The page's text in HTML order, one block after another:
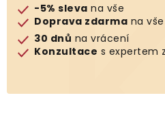
Naše katalogy
-5% sleva na vše
Doprava zdarma na vše
30 dnů na vrácení
Konzultace s expertem